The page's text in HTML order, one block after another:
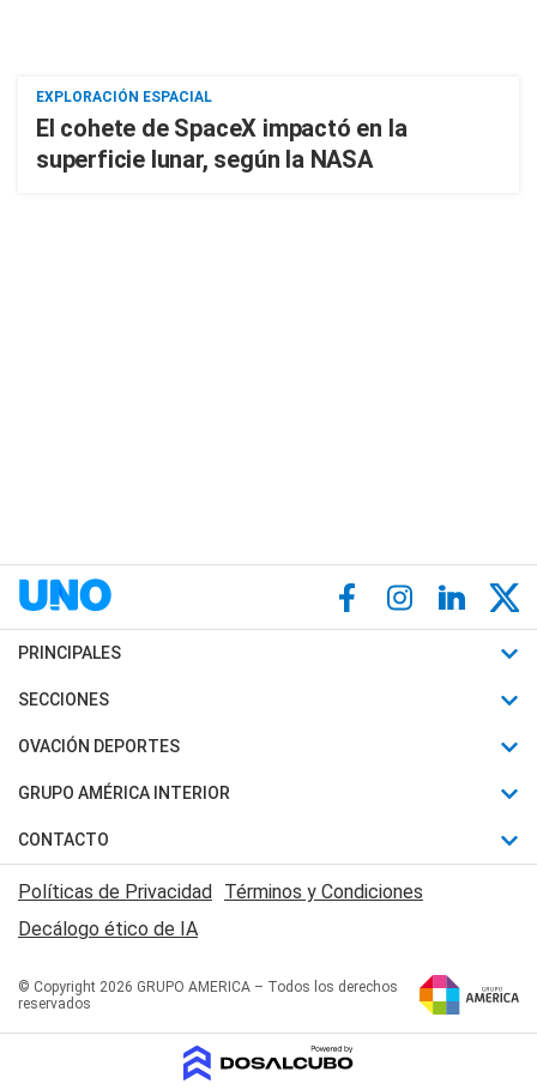
EXPLORACIÓN ESPACIAL
El cohete de SpaceX impactó en la
superficie lunar, según la NASA
PRINCIPALES
Últimas Noticias
Política
Judiciales
Economia
SECCIONES
Horóscopo
Motores
Trucos caseros
Series y Películas
Edictos y Solicitadas
OVACIÓN DEPORTES
Fútbol
Mundial
Automovilismo
Rugby
Básquet
GRUPO AMÉRICA INTERIOR
Canal 7 en Vivo
San Juan 8
CONTACTO
Acerca de Nosotros
Contactanos
Políticas de Privacidad Términos y Condiciones
Decálogo ético de IA
© Copyright 2026 GRUPO AMERICA – Todos los derechos
reservados